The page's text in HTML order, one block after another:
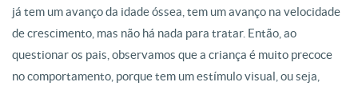
já tem um avanço da idade óssea, tem um avanço na velocidade
de crescimento, mas não há nada para tratar. Então, ao
questionar os pais, observamos que a criança é muito precoce
no comportamento, porque tem um estímulo visual, ou seja,